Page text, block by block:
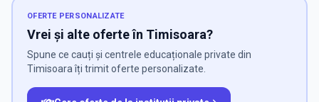
OFERTE PERSONALIZATE
Vrei și alte oferte în Timisoara?
Spune ce cauți și centrele educaționale private din
Timisoara îți trimit oferte personalizate.